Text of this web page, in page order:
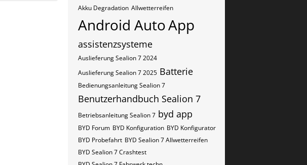
Akku Degradation Allwetterreifen
Android AutoApp
assistenzsysteme
Auslieferung Sealion 7 2024
Auslieferung Sealion 7 2025 Batterie
Bedienungsanleitung Sealion 7
Benutzerhandbuch Sealion 7
Betriebsanleitung Sealion 7 byd app
BYD Forum BYD Konfiguration BYD Konfigurator
BYD Probefahrt BYD Sealion 7 Allwetterreifen
BYD Sealion 7 Crashtest